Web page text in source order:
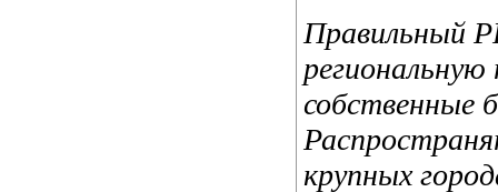
Правильный
региональную
собственные
крупных